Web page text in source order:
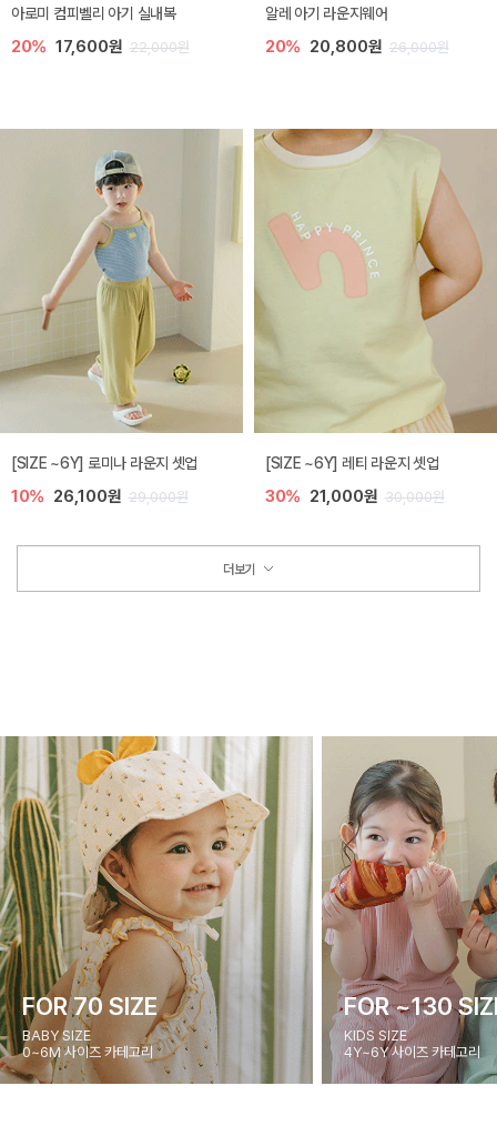
아로미 컴피벨리 아기 실내복
20% 17,600원 22,000원
알레 아기 라운지웨어
20% 20,800원 26,000원
[SIZE ~6Y] 로미나 라운지 셋업
10% 26,100원 29,000원
[SIZE ~6Y] 레티 라운지 셋업
30% 21,000원 30,000원
더보기
FOR 70 SIZE
BABY SIZE
0~6M 사이즈 카테고리
FOR ~130
KIDS SIZE
4Y~6Y 사이즈 카테고리